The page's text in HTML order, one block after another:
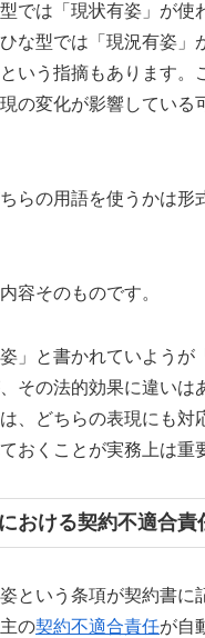
では「現状有姿」が使
な型では「現況有姿」
いう指摘もあります。
の変化が影響している
らの用語を使うかは形
容そのものです。
」と書かれていようが
その法的効果に違いは
、どちらの表現にも対
おくことが実務上は重
おける契約不適合責
という条項が契約書に
の契約不適合責任が自